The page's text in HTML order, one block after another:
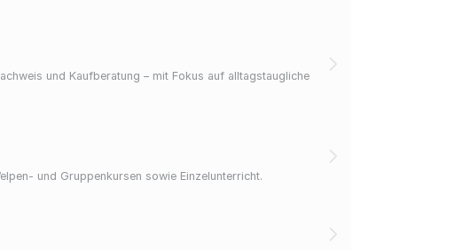
und Kaufberatung – mit Fokus auf alltagstaugliche
und Gruppenkursen sowie Einzelunterricht.